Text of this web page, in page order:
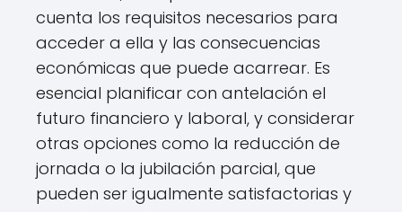
cuenta los requisitos necesarios para
acceder a ella y las consecuencias
económicas que puede acarrear. Es
esencial planificar con antelación el
futuro financiero y laboral, y considerar
otras opciones como la reducción de
jornada o la jubilación parcial, que
pueden ser igualmente satisfactorias y